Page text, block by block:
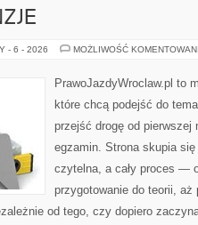
- 6 - 2026 MOŻLIWOŚĆ
PrawoJazdyWroclaw.pl to
które chcą podejść do
przejść drogę od
egzamin. Strona skupia
czytelna, a cały proces —
przygotowanie do teorii,
od tego, czy dopiero